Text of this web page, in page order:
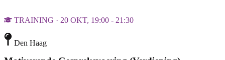
TRAINING · 20 OKT, 19:00 - 21:30
Den Haag